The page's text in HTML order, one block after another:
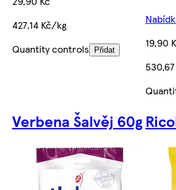
427,14 Kč/kg
Quantity controls
Přidat
19,90
Verbena Šalvěj 60g